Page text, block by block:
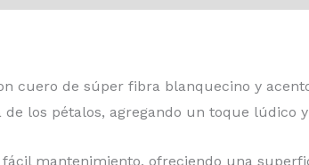
cuero de súper fibra blanquecino y
los pétalos, agregando un toque lúdico
mantenimiento, ofreciendo una